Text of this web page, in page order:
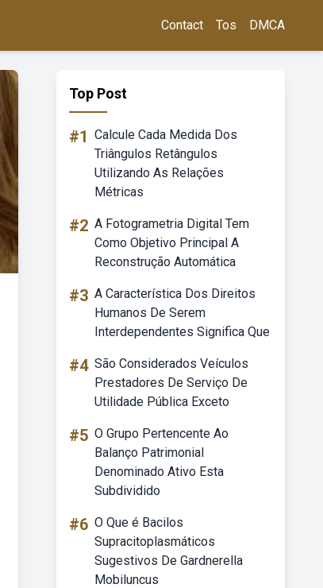
Contact Tos DMCA
Top Post
#1 Calcule Cada Medida Dos
Triângulos Retângulos
Utilizando As Relações
Métricas
#2 A Fotogrametria Digital Tem
Como Objetivo Principal A
Reconstrução Automática
#3 A Característica Dos Direitos
Humanos De Serem
Interdependentes Significa Que
#4 São Considerados Veículos
Prestadores De Serviço De
Utilidade Pública Exceto
#5 O Grupo Pertencente Ao
Balanço Patrimonial
Denominado Ativo Esta
Subdividido
#6 O Que é Bacilos
Supracitoplasmáticos
Sugestivos De Gardnerella
Mobiluncus